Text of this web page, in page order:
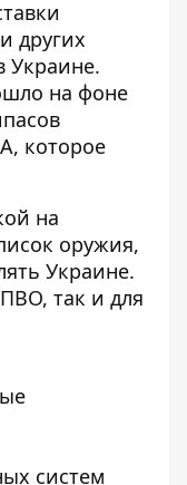
и других
Украине.
на фоне
которое
на
оружия,
Украине.
так и для
систем